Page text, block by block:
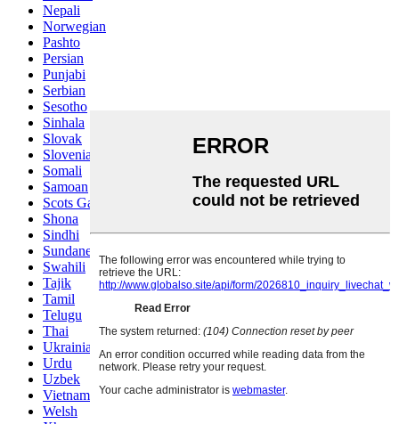
Nepali
Norwegian
Pashto
Persian
Punjabi
Serbian
Sesotho
Sinhala
Slovak
Slovenian
Somali
Samoan
Scots Gaelic
Shona
Sindhi
Sundanese
Swahili
Tajik
Tamil
Telugu
Thai
Ukrainian
Urdu
Uzbek
Vietnamese
Welsh